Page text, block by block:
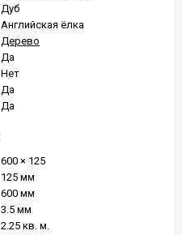
Дуб
Английская ёлка
Дерево
Да
Нет
Да
Да
600 × 125
125 мм
600 мм
3.5 мм
2.25 кв. м.